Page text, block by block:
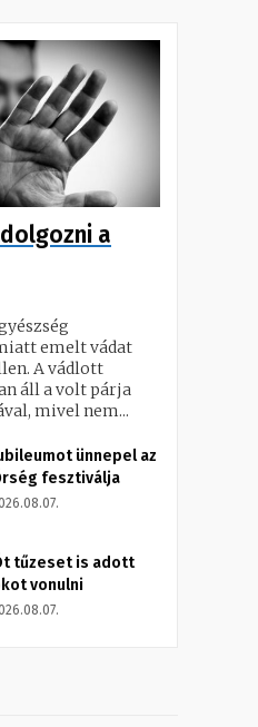
a
emelt vádat
A vádlott
áll a volt párja
mivel nem...
ünnepel az
fesztiválja
tűzeset is adott
vonulni